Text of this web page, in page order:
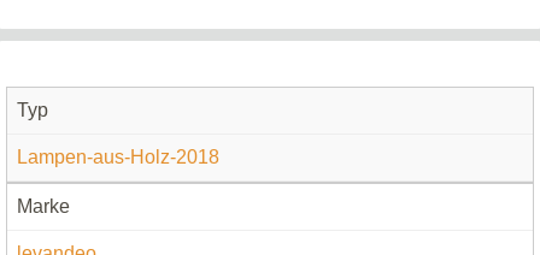
Typ
Lampen-aus-Holz-2018
Marke